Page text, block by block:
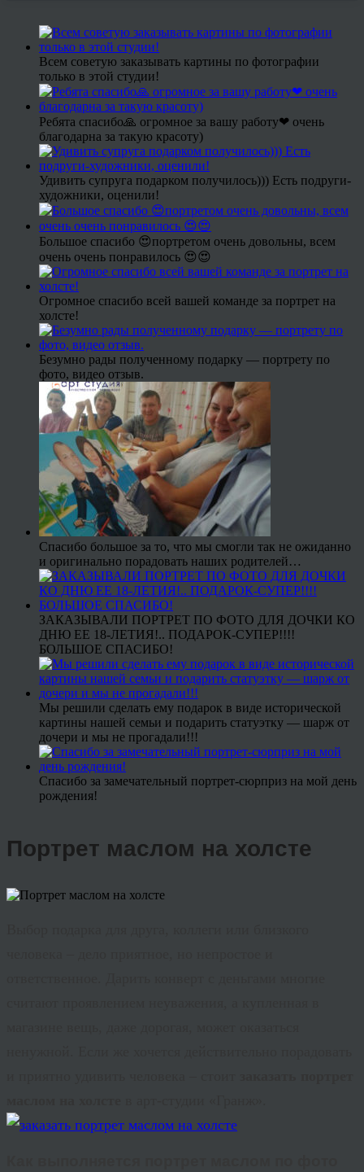
Всем советую заказывать картины по фотографии
только в этой студии!
Ребята спасибо🙏 огромное за вашу работу❤ очень
благодарна за такую красоту)
Удивить супруга подарком получилось))) Есть подруги-
художники, оценили!
Большое спасибо 😍портретом очень довольны, всем
очень очень понравилось 😍😍
Огромное спасибо всей вашей команде за портрет на
холсте!
Безумно рады полученному подарку — портрету по
фото, видео отзыв.
Спасибо большое за то, что мы смогли так не ожиданно
и оригинально порадовать наших родителей…
ЗАКАЗЫВАЛИ ПОРТРЕТ ПО ФОТО ДЛЯ ДОЧКИ КО
ДНЮ ЕЕ 18-ЛЕТИЯ!.. ПОДАРОК-СУПЕР!!!!
БОЛЬШОЕ СПАСИБО!
Мы решили сделать ему подарок в виде исторической
картины нашей семьи и подарить статуэтку — шарж от
дочери и мы не прогадали!!!
Спасибо за замечательный портрет-сюрприз на мой день
рождения!
Портрет маслом на холсте